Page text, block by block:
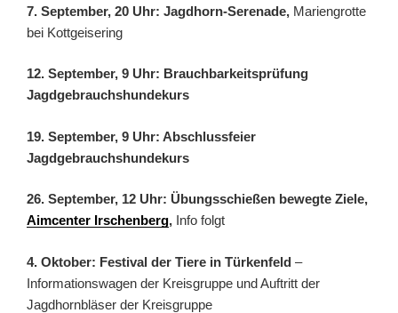
7. September, 20 Uhr: Jagdhorn-Serenade, Mariengrotte
bei Kottgeisering
12. September, 9 Uhr: Brauchbarkeitsprüfung
Jagdgebrauchshundekurs
19. September, 9 Uhr: Abschlussfeier
Jagdgebrauchshundekurs
26. September, 12 Uhr: Übungsschießen bewegte Ziele,
Aimcenter Irschenberg, Info folgt
4. Oktober: Festival der Tiere in Türkenfeld –
Informationswagen der Kreisgruppe und Auftritt der
Jagdhornbläser der Kreisgruppe